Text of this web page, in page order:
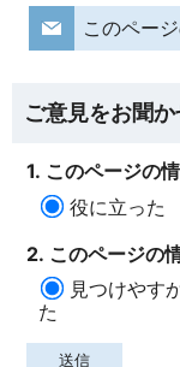
このペー
ご意見をお聞か
1. このページの
役に立った
2. このページの
見つけやす
た